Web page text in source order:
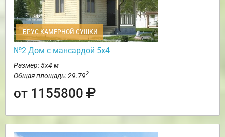
БРУС КАМЕРНОЙ СУШКИ
№2 Дом с мансардой 5х4
Размер: 5х4 м
Общая площадь: 29.792
от 1155800